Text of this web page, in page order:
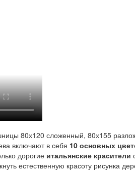
80х120 сложенный, 80х155
включают в себя 10 основных
дорогие итальянские красители
естественную красоту рисунка